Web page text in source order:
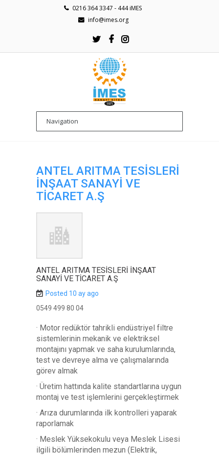
0216 364 3347 - 444 iMES
info@imes.org
ANTEL ARITMA TESİSLERİ
İNŞAAT SANAYİ VE
TİCARET A.Ş
ANTEL ARITMA TESİSLERİ İNŞAAT
SANAYİ VE TİCARET A.Ş
Posted 10 ay ago
0549 499 80 04
· Motor redüktör tahrikli endüstriyel filtre
sistemlerinin mekanik ve elektriksel
montajını yapmak ve saha kurulumlarında,
test ve devreye alma ve çalışmalarında
görev almak
· Üretim hattında kalite standartlarına uygun
montaj ve test işlemlerini gerçekleştirmek
· Arıza durumlarında ilk kontrolleri yaparak
raporlamak
· Meslek Yüksekokulu veya Meslek Lisesi
ilgili bölümlerinden mezun (Elektrik,